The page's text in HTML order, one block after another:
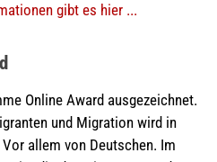
gibt es hier ...
Online Award ausgezeichnet.
und Migration wird in
allem von Deutschen. Im